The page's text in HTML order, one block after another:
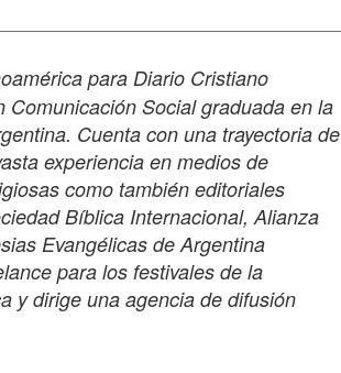
para Diario Cristiano
Social graduada en la
Cuenta con una trayectoria de
experiencia en medios de
como también editoriales
Bíblica Internacional, Alianza
Evangélicas de Argentina
para los festivales de la
y dirige una agencia de difusión